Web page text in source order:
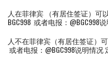
人在菲律宾 （有居住签证）可
BGC998 或者电报：@BGC998
人不在菲律宾（有居住签证）
或者电报：@BGC998说明情况